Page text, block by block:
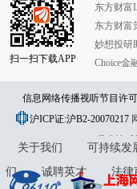
扫一扫下载APP
东方财富
东方财富
妙想投研
Choice金
信息网络传播视听节目许
913101046312860336
沪ICP证:沪B2-20070217
31010402000120号版权
关于我们 可持续发
们
诚聘英才 法律